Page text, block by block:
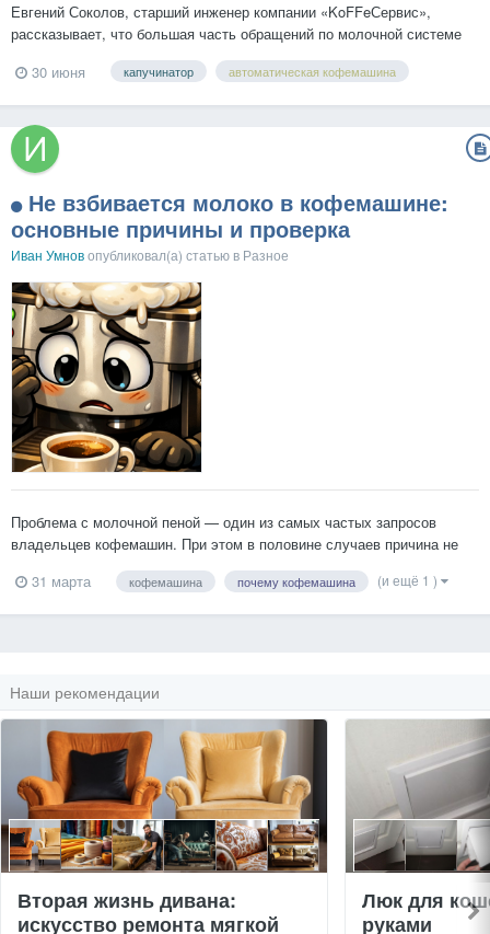
Евгений Соколов, старший инженер компании «KoFFeСервис»,
рассказывает, что большая часть обращений по молочной системе
связана с обычным отсутствием регулярной чистки. Остатки молока
быстро засыхают внутри деталей, постепенно перекрывают каналы и
30 июня капучинатор автоматическая кофемашина
Не взбивается молоко в кофемашине:
основные причины и проверка
Иван Умновопубликовал(а) статью в Разное
Проблема с молочной пеной — один из самых частых запросов
владельцев кофемашин. При этом в половине случаев причина не
быстро понять причину — вместе с инженером сервиса «Аромат
31 марта кофемашина почему кофемашина (и ещё 1 )
Наши рекомендации
Вторая жизнь дивана:
искусство ремонта мягкой
Люк для
руками